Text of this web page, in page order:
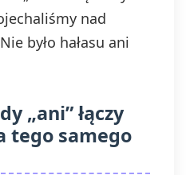
nad
było hałasu ani
„ani” łączy
tego samego